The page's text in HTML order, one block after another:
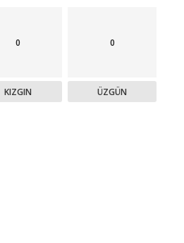
0
KIZGIN
0
ÜZGÜN